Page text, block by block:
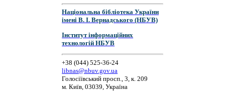
Національна бібліотека України
імені В. І. Вернадського (НБУВ)
Інститут інформаційних
технологій НБУВ
+38 (044) 525-36-24
libnas@nbuv.gov.ua
Голосіївський просп., 3, к. 209
м. Київ, 03039, Україна